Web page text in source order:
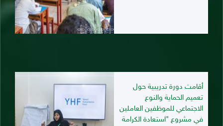
أقامت دورة تدريبية حول
تعميم الحماية والنوع
الاجتماعي للموظفين العاملين
في مشروع "استعادة الكرامة